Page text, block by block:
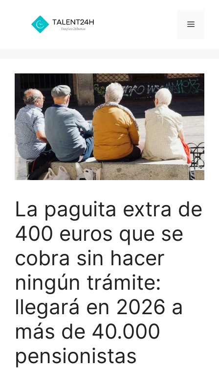
contenido
Menú
La paguita extra de
400 euros que se
cobra sin hacer
ningún trámite:
llegará en 2026 a
más de 40.000
pensionistas